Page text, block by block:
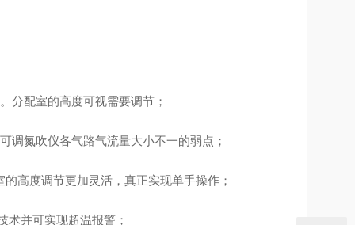
分配室的高度可视需要调节；
调氮吹仪各气路气流量大小不一的弱点；
高度调节更加灵活，真正实现单手操作；
术并可实现超温报警；